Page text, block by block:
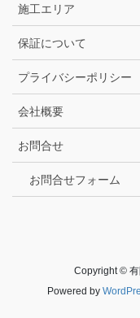
施工エリア
保証について
プライバシーポリシー
会社概要
お問合せ
お問合せフォーム
Copyright ©
Powered by